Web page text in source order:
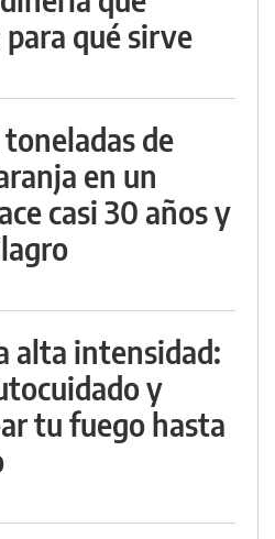
qué sirve
de
en un
casi 30 años y
alta intensidad:
y
tu fuego hasta